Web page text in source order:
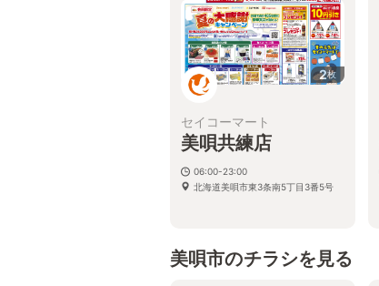
2枚
セイコーマート
美唄共練店
06:00-23:00
北海道美唄市東3条南5丁目3番5号
美唄市のチラシを見る